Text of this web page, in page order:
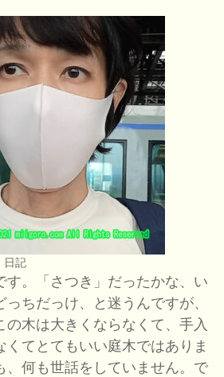
日記
。「さつき」だったかな、い
ちだっけ、と迷うんですが、
の木は大きくならなくて、手入
くてとてもいい庭木ではありま
、何も世話をしていません。で